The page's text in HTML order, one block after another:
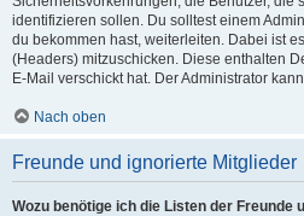
identifizieren sollen. Du solltest einem
du bekommen hast, weiterleiten. Dabei ist
(Headers) mitzuschicken. Diese enthalten
E-Mail verschickt hat. Der Administrator
Nach oben
Freunde und ignorierte Mitglieder
Wozu benötige ich die Listen der Freunde